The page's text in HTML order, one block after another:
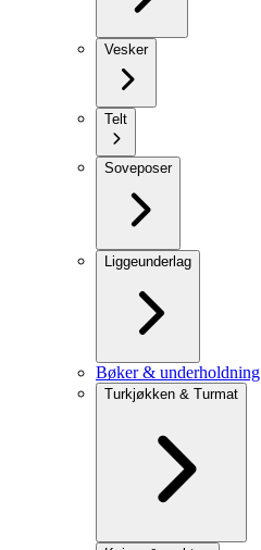
Vesker
Telt
Soveposer
Liggeunderlag
Bøker & underholdning
Turkjøkken & Turmat